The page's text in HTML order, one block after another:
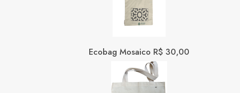
Ecobag Mosaico R$ 30,00